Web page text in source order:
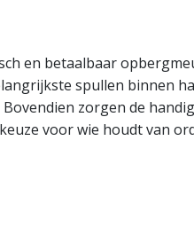
en betaalbaar
spullen binnen
zorgen de
voor wie houdt van